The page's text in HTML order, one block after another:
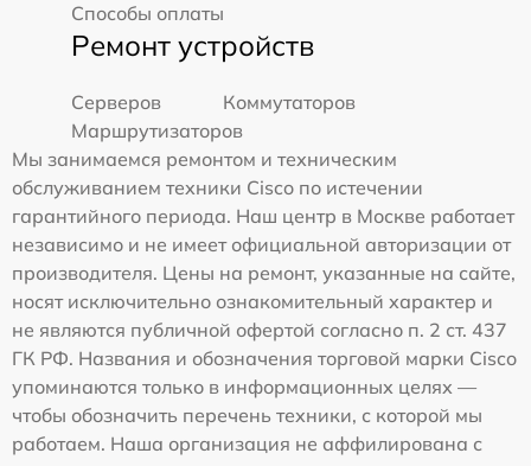
Способы оплаты
Ремонт устройств
Серверов
Коммутаторов
Маршрутизаторов
Мы занимаемся ремонтом и техническим
обслуживанием техники Cisco по истечении
гарантийного периода. Наш центр в Москве работает
независимо и не имеет официальной авторизации от
производителя. Цены на ремонт, указанные на сайте,
носят исключительно ознакомительный характер и
не являются публичной офертой согласно п. 2 ст. 437
ГК РФ. Названия и обозначения торговой марки Cisco
упоминаются только в информационных целях —
чтобы обозначить перечень техники, с которой мы
работаем. Наша организация не аффилирована с